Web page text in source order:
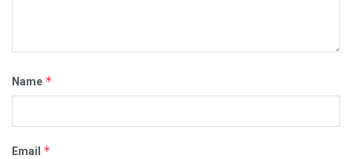
Name *
Email *